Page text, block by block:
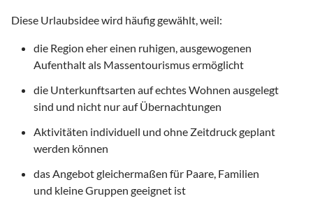
Diese Urlaubsidee wird häufig gewählt, weil:
die Region eher einen ruhigen, ausgewogenen
Aufenthalt als Massentourismus ermöglicht
die Unterkunftsarten auf echtes Wohnen ausgelegt
sind und nicht nur auf Übernachtungen
Aktivitäten individuell und ohne Zeitdruck geplant
werden können
das Angebot gleichermaßen für Paare, Familien
und kleine Gruppen geeignet ist